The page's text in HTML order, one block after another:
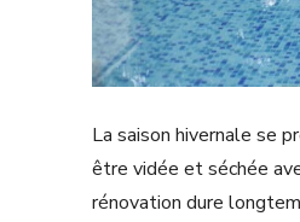
La saison hivernale se
être vidée et séchée
rénovation dure